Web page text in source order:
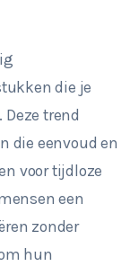
die je
trend
die eenvoud en
voor tijdloze
een
zonder
hun